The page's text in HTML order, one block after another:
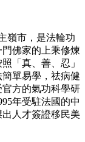
嶺市，是法輪功
佛家的上乘修煉
「真、善、忍」
單易學，祛病健
官方的氣功科學研
年受駐法國的中
人才簽證移民美